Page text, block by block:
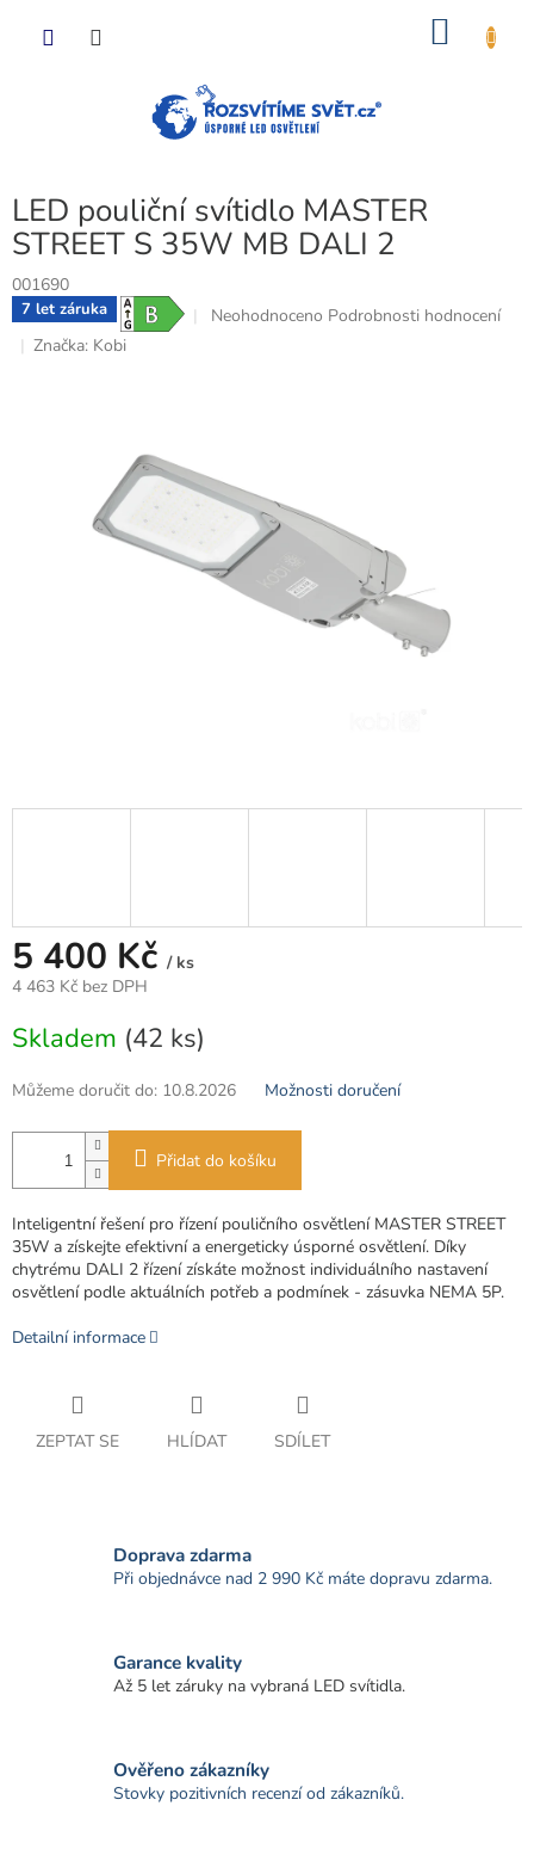
LED pouliční svítidlo MASTER
STREET S 35W MB DALI 2
001690
7 let záruka
Průměrné
hvězdiček.
Neohodnoceno Podrobnosti hodnocení
Značka: Kobi
5 400 Kč / ks
4 463 Kč bez DPH
cena:
Skladem (42 ks)
Můžeme doručit do: 10.8.2026 Možnosti doručení
Přidat do košíku
Inteligentní řešení pro řízení pouličního osvětlení MASTER STREET
35W a získejte efektivní a energeticky úsporné osvětlení. Díky
chytrému DALI 2 řízení získáte možnost individuálního nastavení
osvětlení podle aktuálních potřeb a podmínek - zásuvka NEMA 5P.
Detailní informace
ZEPTAT SE HLÍDAT SDÍLET
Doprava zdarma
Při objednávce nad 2 990 Kč máte dopravu zdarma.
Garance kvality
Až 5 let záruky na vybraná LED svítidla.
Ověřeno zákazníky
Stovky pozitivních recenzí od zákazníků.